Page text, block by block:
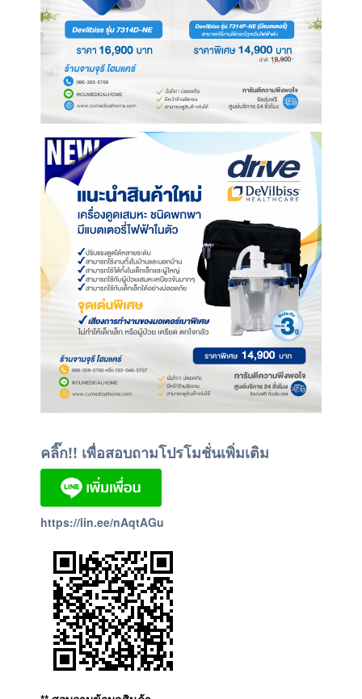
คลิ๊ก!! เพื่อสอบถามโปรโมชั่นเพิ่มเติม
https://lin.ee/nAqtAGu